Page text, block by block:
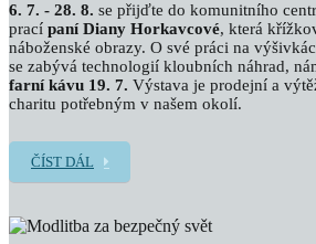
6. 7. - 28. 8. se přijďte do komunitního
prací paní Diany Horkavcové, která
náboženské obrazy. O své práci na
se zabývá technologií kloubních náhrad,
farní kávu 19. 7. Výstava je prodejní a
charitu potřebným v našem okolí.
ČÍST DÁL